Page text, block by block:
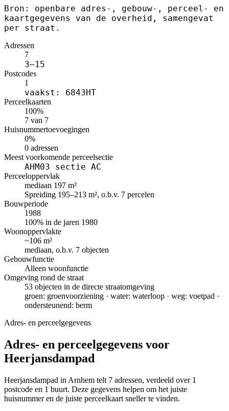
Bron: openbare adres-, gebouw-, perceel- en
kaartgegevens van de overheid, samengevat
per straat.
Adressen
7
3–15
Postcodes
1
vaakst: 6843HT
Perceelkaarten
100%
7 van 7
Huisnummertoevoegingen
0%
0 adressen
Meest voorkomende perceelsectie
AHM03 sectie AC
Perceeloppervlak
mediaan 197 m²
Spreiding 195–213 m², o.b.v. 7 percelen
Bouwperiode
1988
100% in de jaren 1980
Woonoppervlakte
~106 m²
mediaan, o.b.v. 7 objecten
Gebouwfunctie
Alleen woonfunctie
Omgeving rond de straat
53 objecten in de directe straatomgeving
groen: groenvoorziening · water: waterloop · weg: voetpad ·
ondersteunend: berm
Adres- en perceelgegevens
Adres- en perceelgegevens voor
Heerjansdampad
Heerjansdampad in Arnhem telt 7 adressen, verdeeld over 1
postcode en 1 buurt. Deze gegevens helpen om het juiste
huisnummer en de juiste perceelkaart sneller te vinden.